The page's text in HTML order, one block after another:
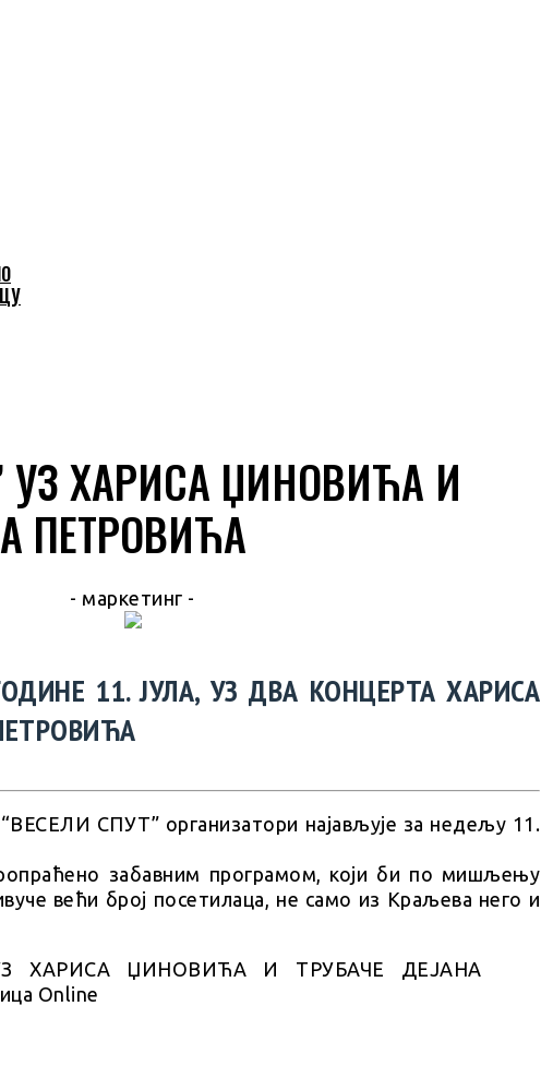
УЗ ХАРИСА ЏИНОВИЋА И
ПЕТРОВИЋА
- маркетинг -
11. ЈУЛА, УЗ ДВА КОНЦЕРТА ХАРИСА
СПУТ” организатори најављује за недељу 11.
забавним програмом, који би по мишљењу
већи број посетилаца, не само из Краљева него и